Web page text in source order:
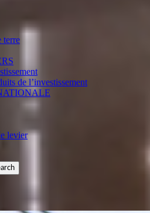
terre
de l’investissement
levier